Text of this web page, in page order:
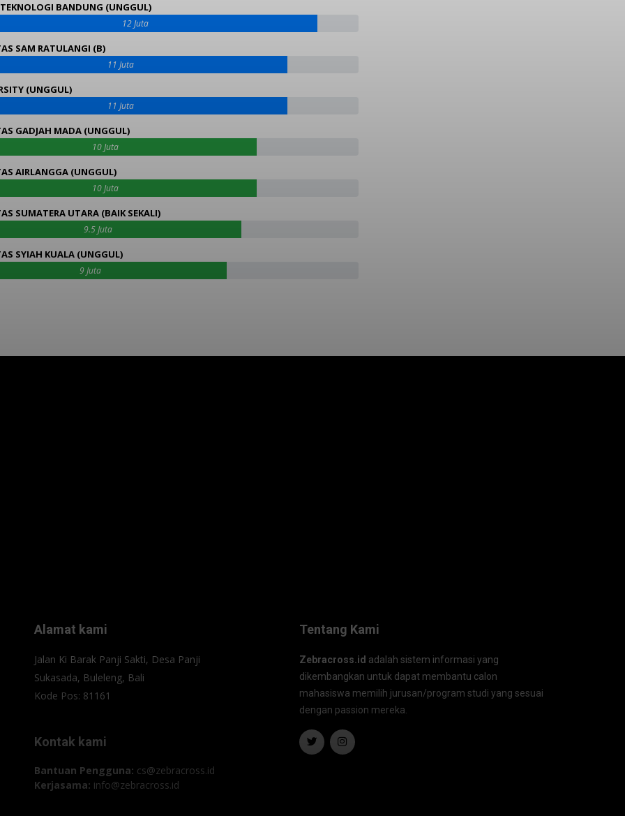
BANDUNG (UNGGUL)
12 Juta
SAM RATULANGI (B)
11 Juta
(UNGGUL)
11 Juta
GADJAH MADA (UNGGUL)
10 Juta
AIRLANGGA (UNGGUL)
10 Juta
SUMATERA UTARA (BAIK SEKALI)
9.5 Juta
SYIAH KUALA (UNGGUL)
9 Juta
Alamat kami
Jalan Ki Barak Panji Sakti, Desa Panji
Sukasada, Buleleng, Bali
Kode Pos: 81161
Kontak kami
Bantuan Pengguna: cs@zebracross.id
Kerjasama: info@zebracross.id
Tentang Kami
Zebracross.id adalah sistem informasi yang
dikembangkan untuk dapat membantu calon
mahasiswa memilih jurusan/program studi yang sesuai
dengan passion mereka.